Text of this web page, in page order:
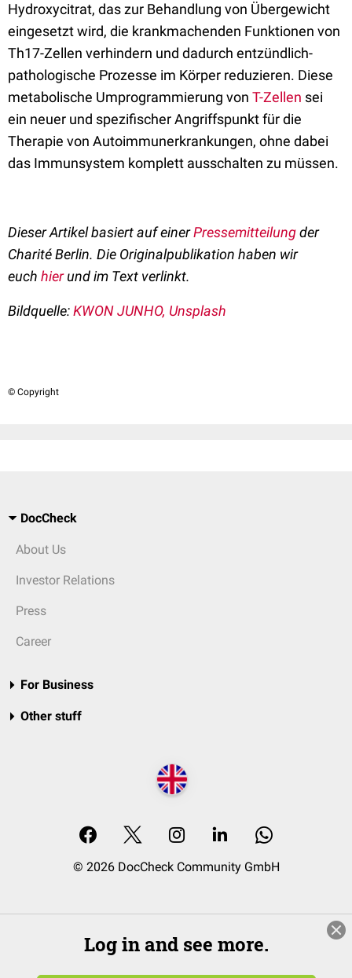
Hydroxycitrat, das zur Behandlung von Übergewicht
eingesetzt wird, die krankmachenden Funktionen von
Th17-Zellen verhindern und dadurch entzündlich-
pathologische Prozesse im Körper reduzieren. Diese
metabolische Umprogrammierung von T-Zellen sei
ein neuer und spezifischer Angriffspunkt für die
Therapie von Autoimmunerkrankungen, ohne dabei
das Immunsystem komplett ausschalten zu müssen.
Dieser Artikel basiert auf einerPressemitteilungder
Charité Berlin. Die Originalpublikation haben wir
euch hierund im Text verlinkt.
Bildquelle:KWON JUNHO, Unsplash
© Copyright
DocCheck
About Us
Investor Relations
Press
Career
For Business
Other stuff
© 2026 DocCheck Community GmbH
Log in and see more.